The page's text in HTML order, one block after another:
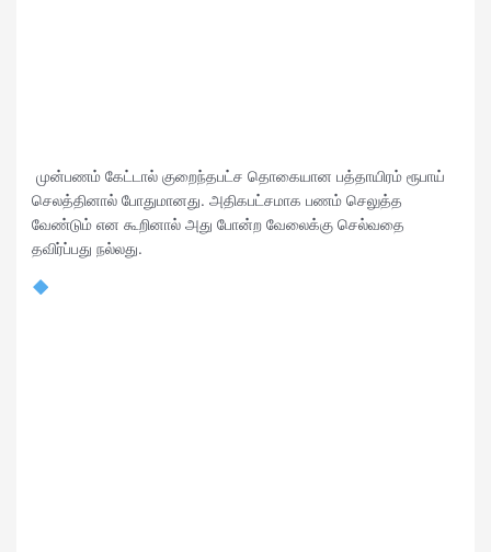
முன்பணம் கேட்டால் குறைந்தபட்ச தொகையான பத்தாயிரம் ரூபாய்
செலத்தினால் போதுமானது. அதிகபட்சமாக பணம் செலுத்த
வேண்டும் என கூறினால் அது போன்ற வேலைக்கு செல்வதை
தவிர்ப்பது நல்லது.